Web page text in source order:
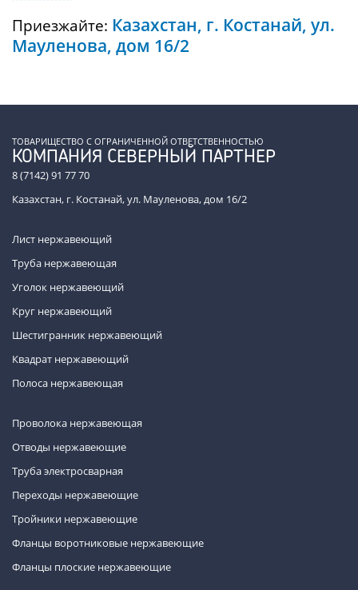
Приезжайте: Казахстан, г. Костанай, ул.
Мауленова, дом 16/2
ТОВАРИЩЕСТВО С ОГРАНИЧЕННОЙ ОТВЕТСТВЕННОСТЬЮ
КОМПАНИЯ СЕВЕРНЫЙ ПАРТНЕР
8 (7142) 91 77 70
Казахстан, г. Костанай, ул. Мауленова, дом 16/2
Лист нержавеющий
Труба нержавеющая
Уголок нержавеющий
Круг нержавеющий
Шестигранник нержавеющий
Квадрат нержавеющий
Полоса нержавеющая
Проволока нержавеющая
Отводы нержавеющие
Труба электросварная
Переходы нержавеющие
Тройники нержавеющие
Фланцы воротниковые нержавеющие
Фланцы плоские нержавеющие